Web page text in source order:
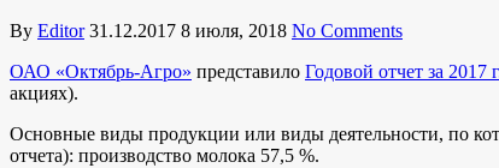
By Editor 31.12.2017 8 июля, 2018 No Comments
ОАО «Октябрь-Агро» представило Годовой отчет за 2017
акциях).
Основные виды продукции или виды деятельности, по
отчета): производство молока 57,5 %.